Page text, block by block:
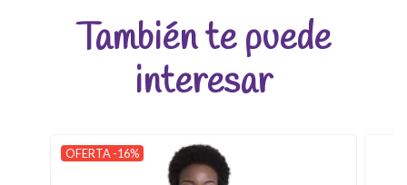
También te puede
interesar
OFERTA -16%